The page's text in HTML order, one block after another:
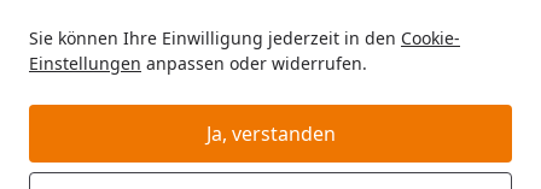
Sie können Ihre Einwilligung jederzeit in den Cookie-
Einstellungen anpassen oder widerrufen.
Ja, verstanden